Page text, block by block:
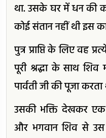
था. उसके घर में धन की
कोई संतान नहीं थी इस
पुत्र प्राप्ति के लिए वह
पूरी श्रद्धा के साथ
पार्वती जी की पूजा करता
उसकी भक्ति देखकर एक
और भगवान शिव से उस